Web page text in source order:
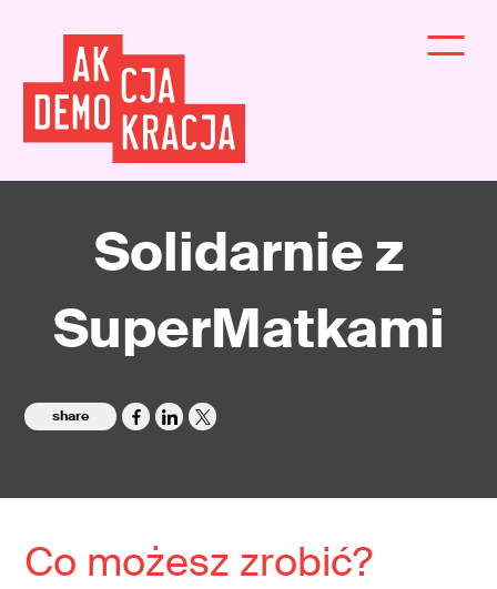
Solidarnie z
SuperMatkami
share
Co możesz zrobić?